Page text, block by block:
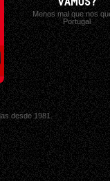
Menos mal que nos
Portugal
desde 1981.